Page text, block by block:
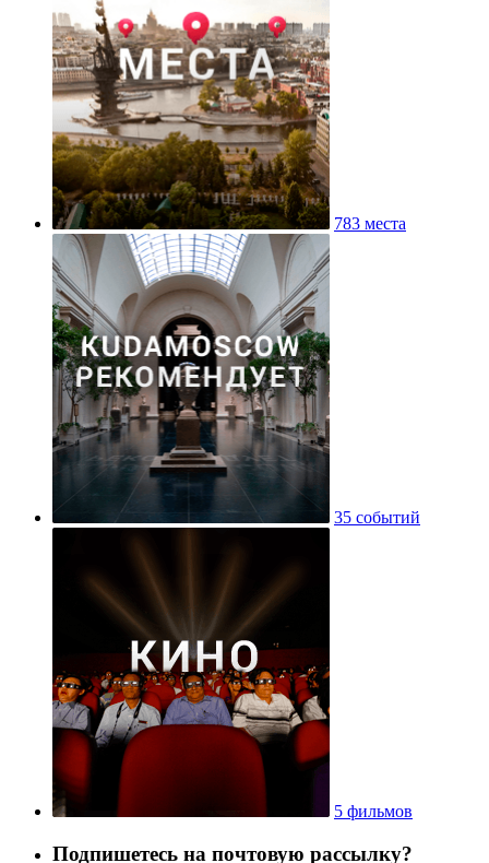
783 места
35 событий
5 фильмов
Подпишетесь на почтовую рассылку?